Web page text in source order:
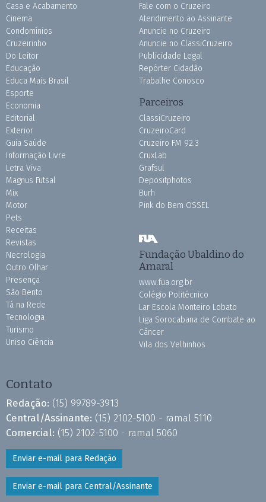
Casa e Acabamento
Cinema
Condomínios
Cruzeirinho
Do Leitor
Educação
Educa Mais Brasil
Esporte
Economia
Editorial
Exterior
Guia Saúde
Informação Livre
Letra Viva
Magnus Futsal
Mix
Motor
Pets
Receitas
Revistas
Necrologia
Outro Olhar
Presença
São Bento
Tá na Rede
Tecnologia
Turismo
Uniso Ciência
Fale com o Cruzeiro
Atendimento ao Assinante
Anuncie no Cruzeiro
Anuncie no ClassiCruzeiro
Publicidade Legal
Repórter Cidadão
Trabalhe Conosco
Parceiros
ClassiCruzeiro
CruzeiroCard
Cruzeiro FM 92.3
CruxLab
Grafsul
Depositphotos
Burh
Pink do Bem OSSEL
Fundação Ubaldino do
Amaral
www.fua.org.br
Colégio Politécnico
Lar Escola Monteiro Lobato
Liga Sorocabana de Combate ao
Câncer
Vila dos Velhinhos
Contato
Redação: (15) 99789-3913
Central/Assinante: (15) 2102-5100 - ramal 5110
Comercial: (15) 2102-5100 - ramal 5060
Enviar e-mail para Redação
Enviar e-mail para Central/Assinante